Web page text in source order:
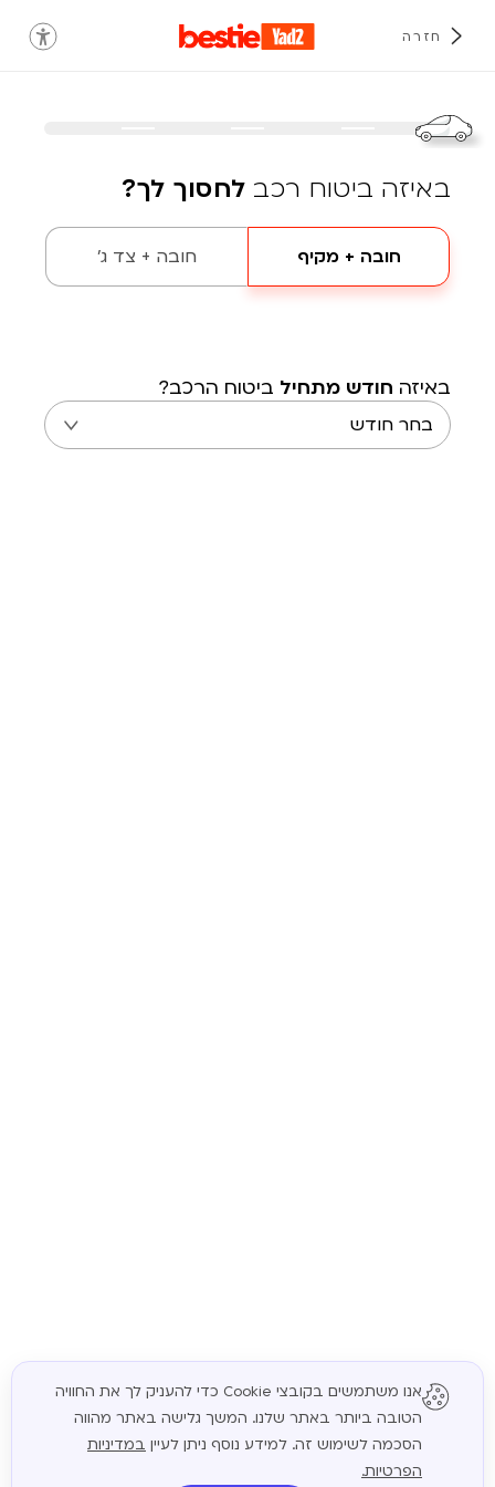
חזרה
באיזה ביטוח רכב לחסוך לך?
חובה + מקיף חובה + צד ג'
באיזה חודש מתחיל ביטוח הרכב?
המשך
אנו משתמשים בקובצי Cookie כדי להעניק לך את החוויה
הטובה ביותר באתר שלנו. המשך גלישה באתר מהווה
הסכמה לשימוש זה. למידע נוסף ניתן לעיין במדיניות
הפרטיות.